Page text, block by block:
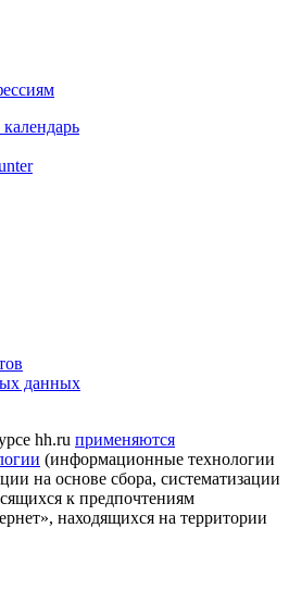
данных
hh.ru применяются
(информационные технологии
на основе сбора, систематизации
к предпочтениям
находящихся на территории